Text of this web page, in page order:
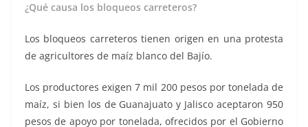
¿Qué causa los bloqueos carreteros?
Los bloqueos carreteros tienen origen en una protesta
de agricultores de maíz blanco del Bajío.
Los productores exigen 7 mil 200 pesos por tonelada de
maíz, si bien los de Guanajuato y Jalisco aceptaron 950
pesos de apoyo por tonelada, ofrecidos por el Gobierno